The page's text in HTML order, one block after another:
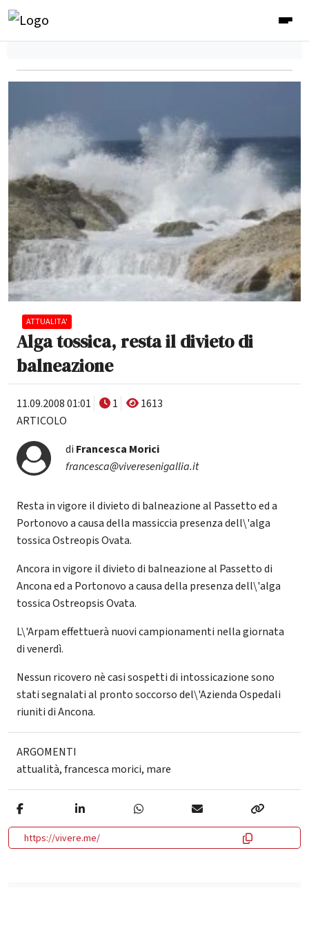
ATTUALITA'
Alga tossica, resta il divieto di
balneazione
11.09.2008 01:01 1
1613
ARTICOLO
di Francesca Morici
francesca@viveresenigallia.it
Resta in vigore il divieto di balneazione al Passetto ed a
Portonovo a causa della massiccia presenza dell\'alga
tossica Ostreopis Ovata.
Ancora in vigore il divieto di balneazione al Passetto di
Ancona ed a Portonovo a causa della presenza dell\'alga
tossica Ostreopsis Ovata.
L\'Arpam effettuerà nuovi campionamenti nella giornata
di venerdì.
Nessun ricovero nè casi sospetti di intossicazione sono
stati segnalati al pronto soccorso del\'Azienda Ospedali
riuniti di Ancona.
ARGOMENTI
attualità,francesca morici, mare
https://vivere.me/